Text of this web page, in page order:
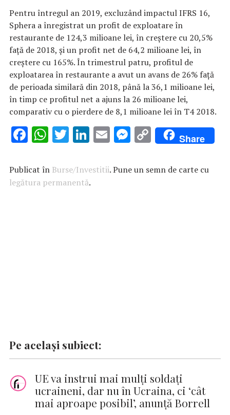
Pentru întregul an 2019, excluzând impactul IFRS 16,
Sphera a înregistrat un profit de exploatare în
restaurante de 124,3 milioane lei, în creștere cu 20,5%
față de 2018, și un profit net de 64,2 milioane lei, în
creștere cu 165%. În trimestrul patru, profitul de
exploatarea în restaurante a avut un avans de 26% față
de perioada similară din 2018, până la 36,1 milioane lei,
în timp ce profitul net a ajuns la 26 milioane lei,
comparativ cu o pierdere de 8,1 milioane lei în T4 2018.
F
e
b
W
at
s
T
it
te
Li
k
e
E
ai
M
se
C
o
p
Share
Publicat în Burse/Investitii. Pune un semn de carte cu
legătura permanentă.
Pe același subiect:
UE va instrui mai mulţi soldaţi
ucraineni, dar nu în Ucraina, ci ‘cât
mai aproape posibil’, anunţă Borrell